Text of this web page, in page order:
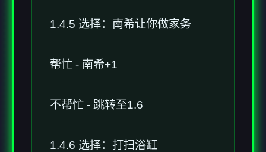
1.4.5 选择：南希让你做家务
帮忙 - 南希+1
不帮忙 - 跳转至1.6
1.4.6 选择：打扫浴缸